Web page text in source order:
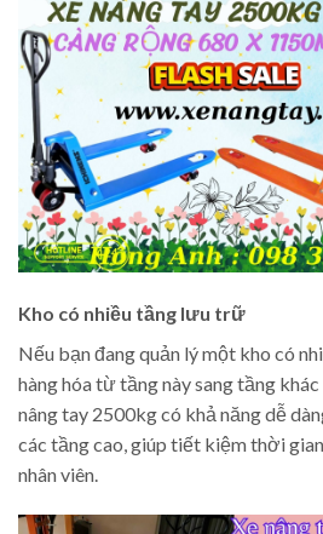
Kho có nhiều tầng lưu trữ
Nếu bạn đang quản lý một kho có
hàng hóa từ tầng này sang tầng
nâng tay 2500kg có khả năng dễ
các tầng cao, giúp tiết kiệm thời
nhân viên.